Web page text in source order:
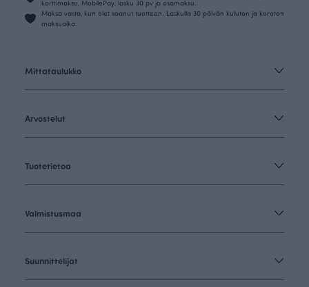
korttimaksu, MobilePay, lasku 30 pv ja osamaksu.
Maksa vasta, kun olet saanut tuotteen. Laskulla 30 päivän kuluton ja koroton
maksuaika.
Mittataulukko
Arvostelut
Tuotetietoa
Valmistusmaa
Suunnittelijat